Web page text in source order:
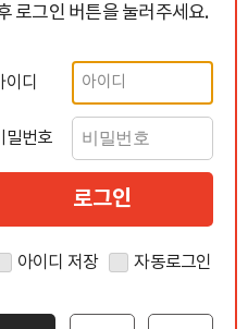
로그인 버튼을 눌러주세요.
이디
밀번호
아이디 저장 자동로그인